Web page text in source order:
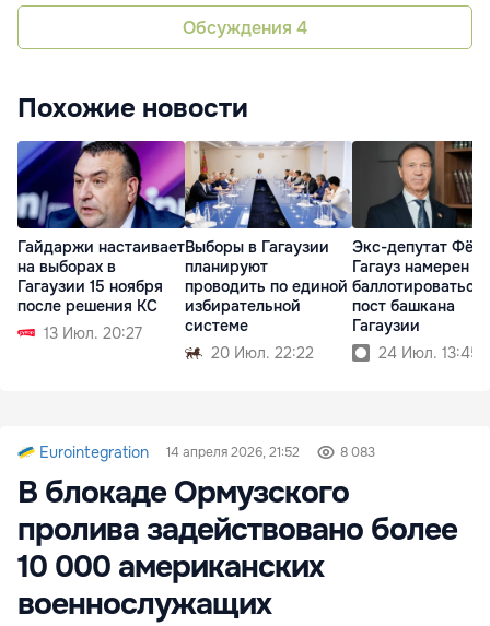
Обсуждения 4
Похожие новости
Гайдаржи настаивает
на выборах в
Гагаузии 15 ноября
после решения КС
13 Июл. 20:27
Выборы в Гагаузии
планируют
проводить по единой
избирательной
системе
20 Июл. 22:22
Экс-депутат
Гагауз намерен
баллотироваться
пост башкана
Гагаузии
24 Июл. 13:45
Eurointegration 14 апреля 2026, 21:52 8 083
В блокаде Ормузского
пролива задействовано более
10 000 американских
военнослужащих